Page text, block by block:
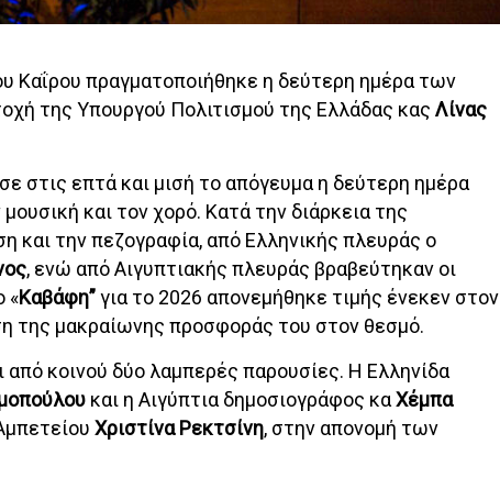
Καΐρου πραγματοποιήθηκε η δεύτερη ημέρα των
της Υπουργού Πολιτισμού της Ελλάδας κας Λίνας
στις επτά και μισή το απόγευμα η δεύτερη ημέρα
και τον χορό. Κατά την διάρκεια της
την πεζογραφία, από Ελληνικής πλευράς ο
, ενώ από Αιγυπτιακής πλευράς βραβεύτηκαν οι
«Καβάφη”για το 2026 απονεμήθηκε τιμής ένεκεν στον
της μακραίωνης προσφοράς του στον θεσμό.
κοινού δύο λαμπερές παρουσίες. Η Ελληνίδα
και η Αιγύπτια δημοσιογράφος καΧέμπα
Χριστίνα Ρεκτσίνη, στην απονομή των